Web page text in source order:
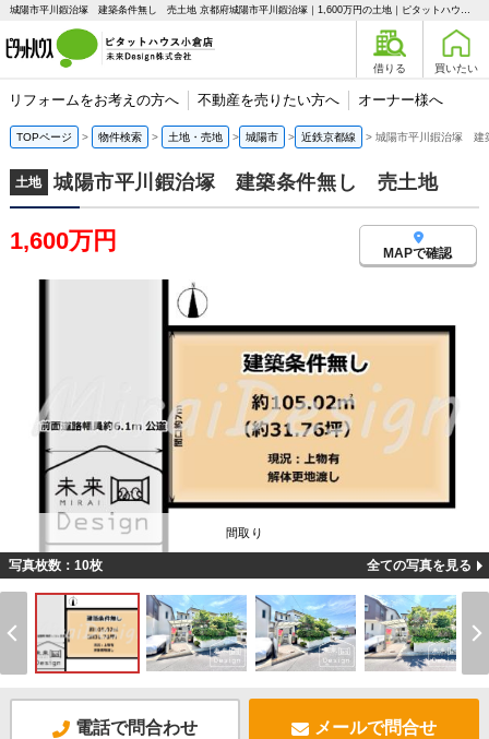
城陽市平川鍜治塚 建築条件無し 売土地 京都府城陽市平川鍜治塚｜1,600万円の土地｜ピタットハウス小倉店 未来Design株式会社
借りる 買いたい
リフォームをお考えの方へ 不動産を売りたい方へ オーナー様へ
TOPページ 物件検索 土地・売地 城陽市 近鉄京都線 城陽市平川鍜治塚 建
土地 城陽市平川鍜治塚 建築条件無し 売土地
1,600万円 MAPで確認
間取り
写真枚数：10枚 全ての写真を見る
電話で問合わせ メールで問合せ